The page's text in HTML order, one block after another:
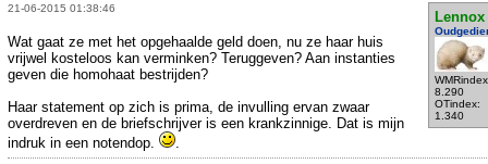
21-06-2015 01:38:46
Lennox
8.290
OTindex:
1.340
Wat gaat ze met het opgehaalde geld doen, nu ze haar huis
vrijwel kosteloos kan verminken? Teruggeven? Aan instanties
geven die homohaat bestrijden?
Haar statement op zich is prima, de invulling ervan zwaar
overdreven en de briefschrijver is een krankzinnige. Dat is mijn
indruk in een notendop.